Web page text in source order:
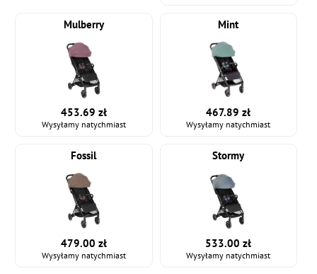
Mulberry
453.69 zł
Wysyłamy natychmiast
Mint
467.89 zł
Wysyłamy natychmiast
Fossil
479.00 zł
Wysyłamy natychmiast
Stormy
533.00 zł
Wysyłamy natychmiast